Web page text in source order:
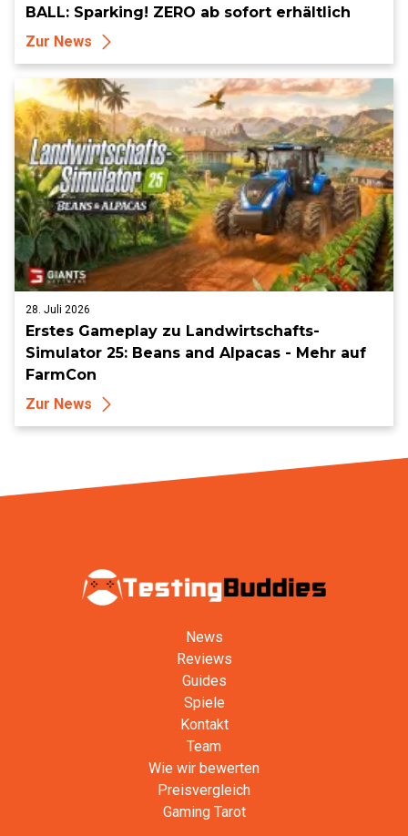
BALL: Sparking! ZERO ab sofort erhältlich
Zur News
28. Juli 2026
Erstes Gameplay zu Landwirtschafts-
Simulator 25: Beans and Alpacas - Mehr auf
FarmCon
Zur News
News
Reviews
Guides
Spiele
Kontakt
Team
Wie wir bewerten
Preisvergleich
Gaming Tarot